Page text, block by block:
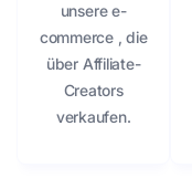
unsere e-
commerce , die
über Affiliate-
Creators
verkaufen.